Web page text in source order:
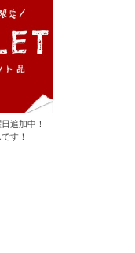
追加中！
す！